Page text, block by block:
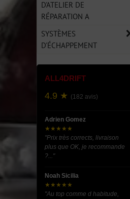
D'ATELIER DE
RÉPARATION A
SYSTÈMES
D'ÉCHAPPEMENT
ALL4DRIFT
4.9 ★ (182 avis)
Adrien Gomez
★★★★★
"Prix très corrects, livraison
plus que OK, je recommande
?..."
Noah Sicilia
★★★★★
"Au top comme d habitude,